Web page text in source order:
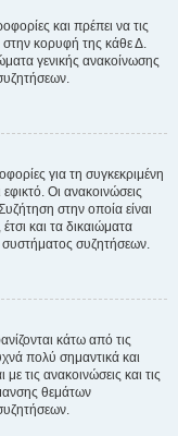
και πρέπει να τις
στην κορυφή της κάθε Δ.
γενικής ανακοίνωσης
για τη συγκεκριμένη
Οι ανακοινώσεις
στην οποία είναι
και τα δικαιώματα
συστήματος συζητήσεων.
κάτω από τις
πολύ σημαντικά και
τις ανακοινώσεις και τις
θεμάτων